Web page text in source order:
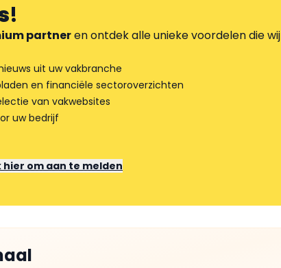
!
partneren ontdek alle unieke voordelen die wij
uit uw vakbranche
en financiële sectoroverzichten
van vakwebsites
uw bedrijf
hier om aan te melden